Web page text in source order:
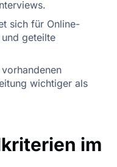
sich für Online-
geteilte
wichtiger als
im